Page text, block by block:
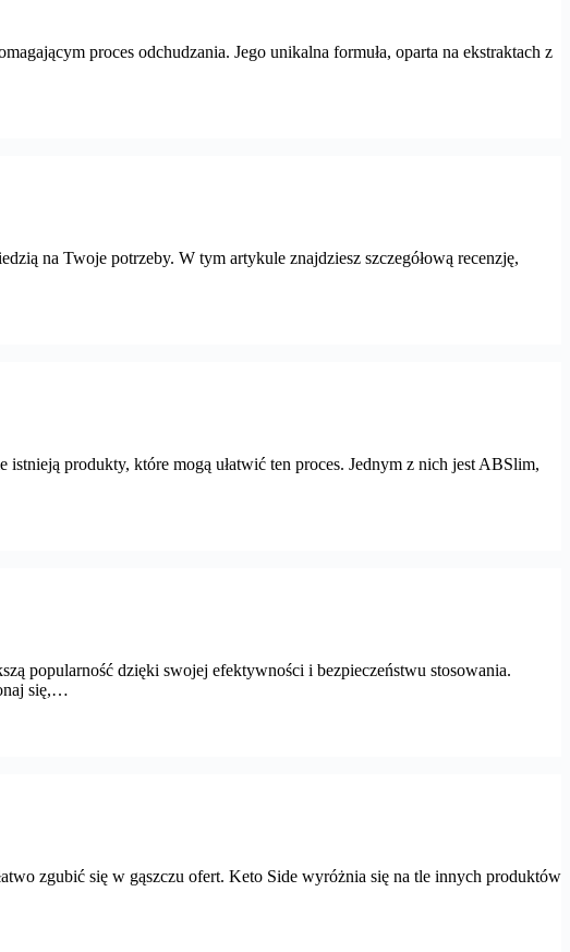
proces odchudzania. Jego unikalna formuła, oparta na ekstraktach z
na Twoje potrzeby. W tym artykule znajdziesz szczegółową recenzję,
produkty, które mogą ułatwić ten proces. Jednym z nich jest ABSlim,
popularność dzięki swojej efektywności i bezpieczeństwu stosowania.
się,…
zgubić się w gąszczu ofert. Keto Side wyróżnia się na tle innych produktów